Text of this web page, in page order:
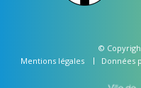
©
Mentions légales
Données